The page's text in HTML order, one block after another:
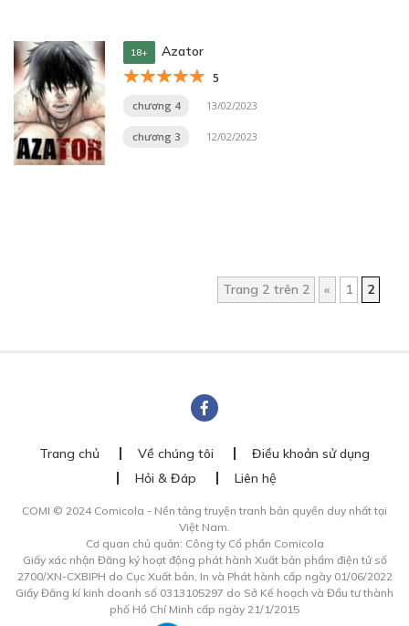
18+ Azator
5
chương 4 13/02/2023
chương 3 12/02/2023
Trang 2 trên 2 « 1 2
Trang chủ Về chúng tôi
Điều khoản sử dụng
Hỏi & Đáp
Liên hệ
COMI © 2024 Comicola - Nền tảng truyện tranh bản quyền duy nhất tại
Việt Nam.
Cơ quan chủ quản: Công ty Cổ phần Comicola
Giấy xác nhận Đăng ký hoạt động phát hành Xuất bản phẩm điện tử số
2700/XN-CXBIPH do Cục Xuất bản, In và Phát hành cấp ngày 01/06/2022
Giấy Đăng kí kinh doanh số 0313105297 do Sở Kế hoạch và Đầu tư thành
phố Hồ Chí Minh cấp ngày 21/1/2015